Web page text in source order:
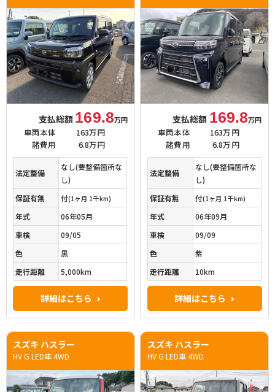
支払総額 169.8万円
車両本体
163万円
諸費用
6.8万円
法定整備
なし(要整備箇所な
し)
保証有無
付(1ヶ月 1千km)
年式
06年05月
車検
09/05
色
黒
走行距離
5,000km
詳細はこちら
支払総額 169.8万円
車両本体
163万円
諸費用
6.8万円
法定整備
なし(要整備箇所な
し)
保証有無
付(1ヶ月 1千km)
年式
06年09月
車検
09/09
色
紫
走行距離
10km
詳細はこちら
スズキ ハスラー
HV G LED車 4WD
スズキ ハスラー
HV G LED車 4WD